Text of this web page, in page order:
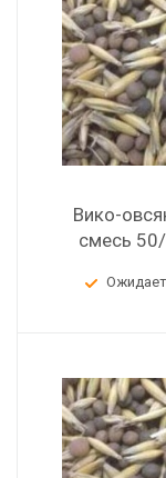
Вико-
смесь